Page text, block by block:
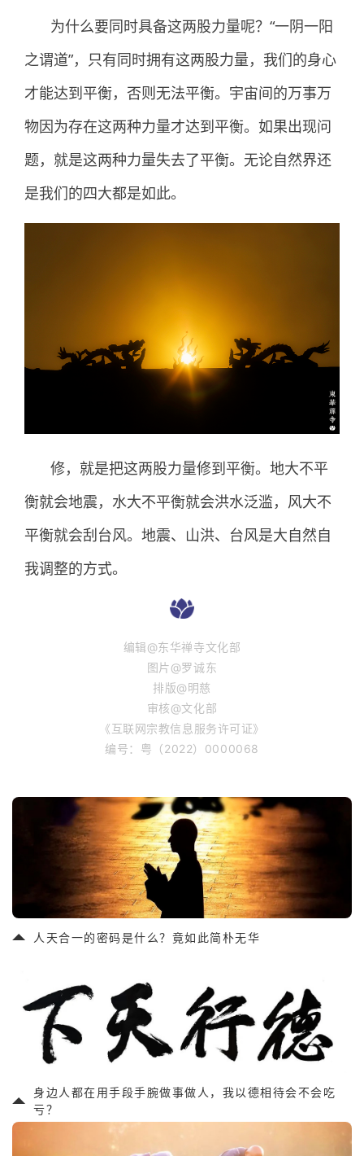
为什么要同时具备这两股力量呢？“一阴一阳
之谓道”，只有同时拥有这两股力量，我们的身心
才能达到平衡，否则无法平衡。宇宙间的万事万
物因为存在这两种力量才达到平衡。如果出现问
题，就是这两种力量失去了平衡。无论自然界还
是我们的四大都是如此。
修，就是把这两股力量修到平衡。地大不平
衡就会地震，水大不平衡就会洪水泛滥，风大不
平衡就会刮台风。地震、山洪、台风是大自然自
我调整的方式。
编辑@东华禅寺文化部
图片@罗诚东
排版@明慈
审核@文化部
《互联网宗教信息服务许可证》
编号：粤（2022）0000068
人天合一的密码是什么？竟如此简朴无华
身边人都在用手段手腕做事做人，我以德相待会不会吃
亏？